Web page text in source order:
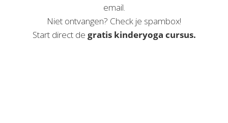
email.
Niet ontvangen? Check je spambox!
Start direct de gratis kinderyoga cursus.